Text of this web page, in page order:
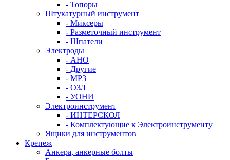
- Топоры
Штукатурный инструмент
- Миксеры
- Разметочный инструмент
- Шпатели
Электроды
- АНО
- Другие
- МР3
- ОЗЛ
- УОНИ
Электроинструмент
- ИНТЕРСКОЛ
- Комплектующие к Электроинструменту
Ящики для инструментов
Крепеж
Анкера, анкерные болты